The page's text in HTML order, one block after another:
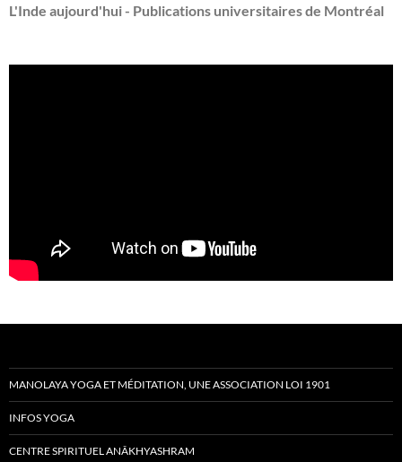
L'Inde aujourd'hui - Publications universitaires de Montréal
MANOLAYA YOGA ET MÉDITATION, UNE ASSOCIATION LOI 1901
INFOS YOGA
CENTRE SPIRITUEL ANÂKHYASHRAM